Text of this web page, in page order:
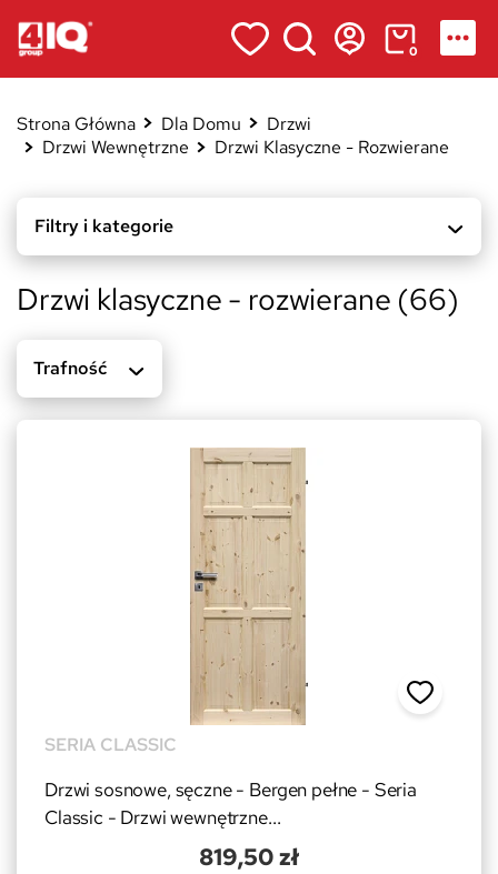
0
Strona Główna Dla Domu
Drzwi
Drzwi Wewnętrzne
Drzwi Klasyczne - Rozwierane
Filtry i kategorie
Drzwi klasyczne - rozwierane (66)
Trafność
SERIA CLASSIC
Drzwi sosnowe, sęczne - Bergen pełne - Seria
Classic - Drzwi wewnętrzne...
819,50 zł